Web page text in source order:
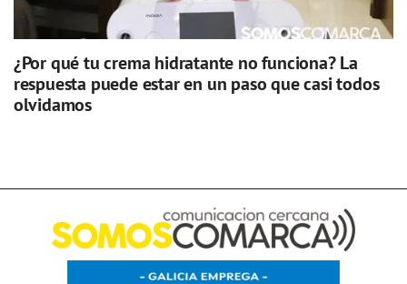
¿Por qué tu crema hidratante no funciona? La
respuesta puede estar en un paso que casi todos
olvidamos